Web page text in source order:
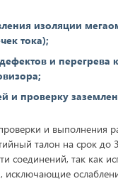
изоляции
тока);
и перегрева
и проверку
и выполнения
талон на срок до
соединений, так как
исключающие